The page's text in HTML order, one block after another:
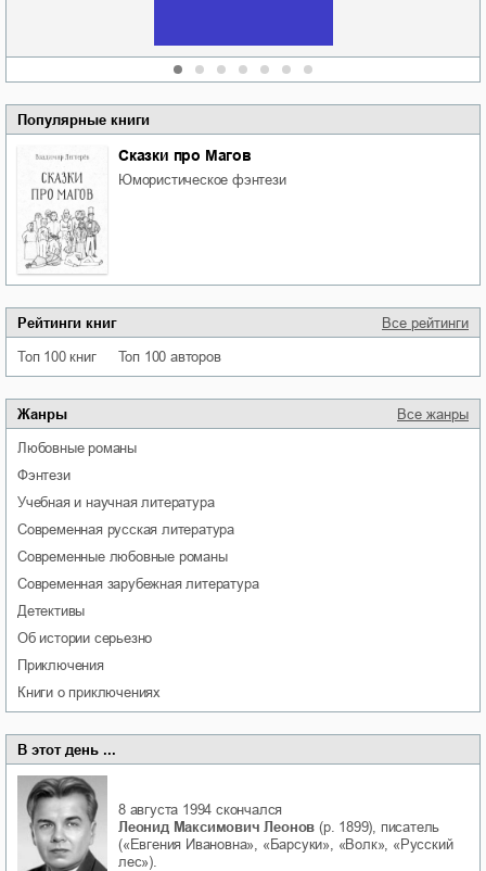
Популярные книги
Сказки про Магов
юмористическое фэнтези
Рейтинги книг Все рейтинги
Топ 100 книг Топ 100 авторов
Жанры Все жанры
любовные романы
фэнтези
учебная и научная литература
современная русская литература
современные любовные романы
современная зарубежная литература
детективы
об истории серьезно
приключения
книги о приключениях
В этот день ...
8 августа 1994 скончался
Леонид Максимович Леонов (р. 1899), писатель
(«Евгения Ивановна», «Барсуки», «Волк», «Русский
лес»).